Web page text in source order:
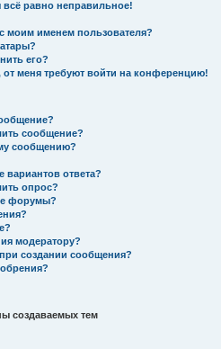
равно неправильное!
моим именем пользователя?
его?
меня требуют войти на конференцию!
сообщение?
сообщению?
вариантов ответа?
опрос?
форумы?
модератору?
создании сообщения?
создаваемых тем